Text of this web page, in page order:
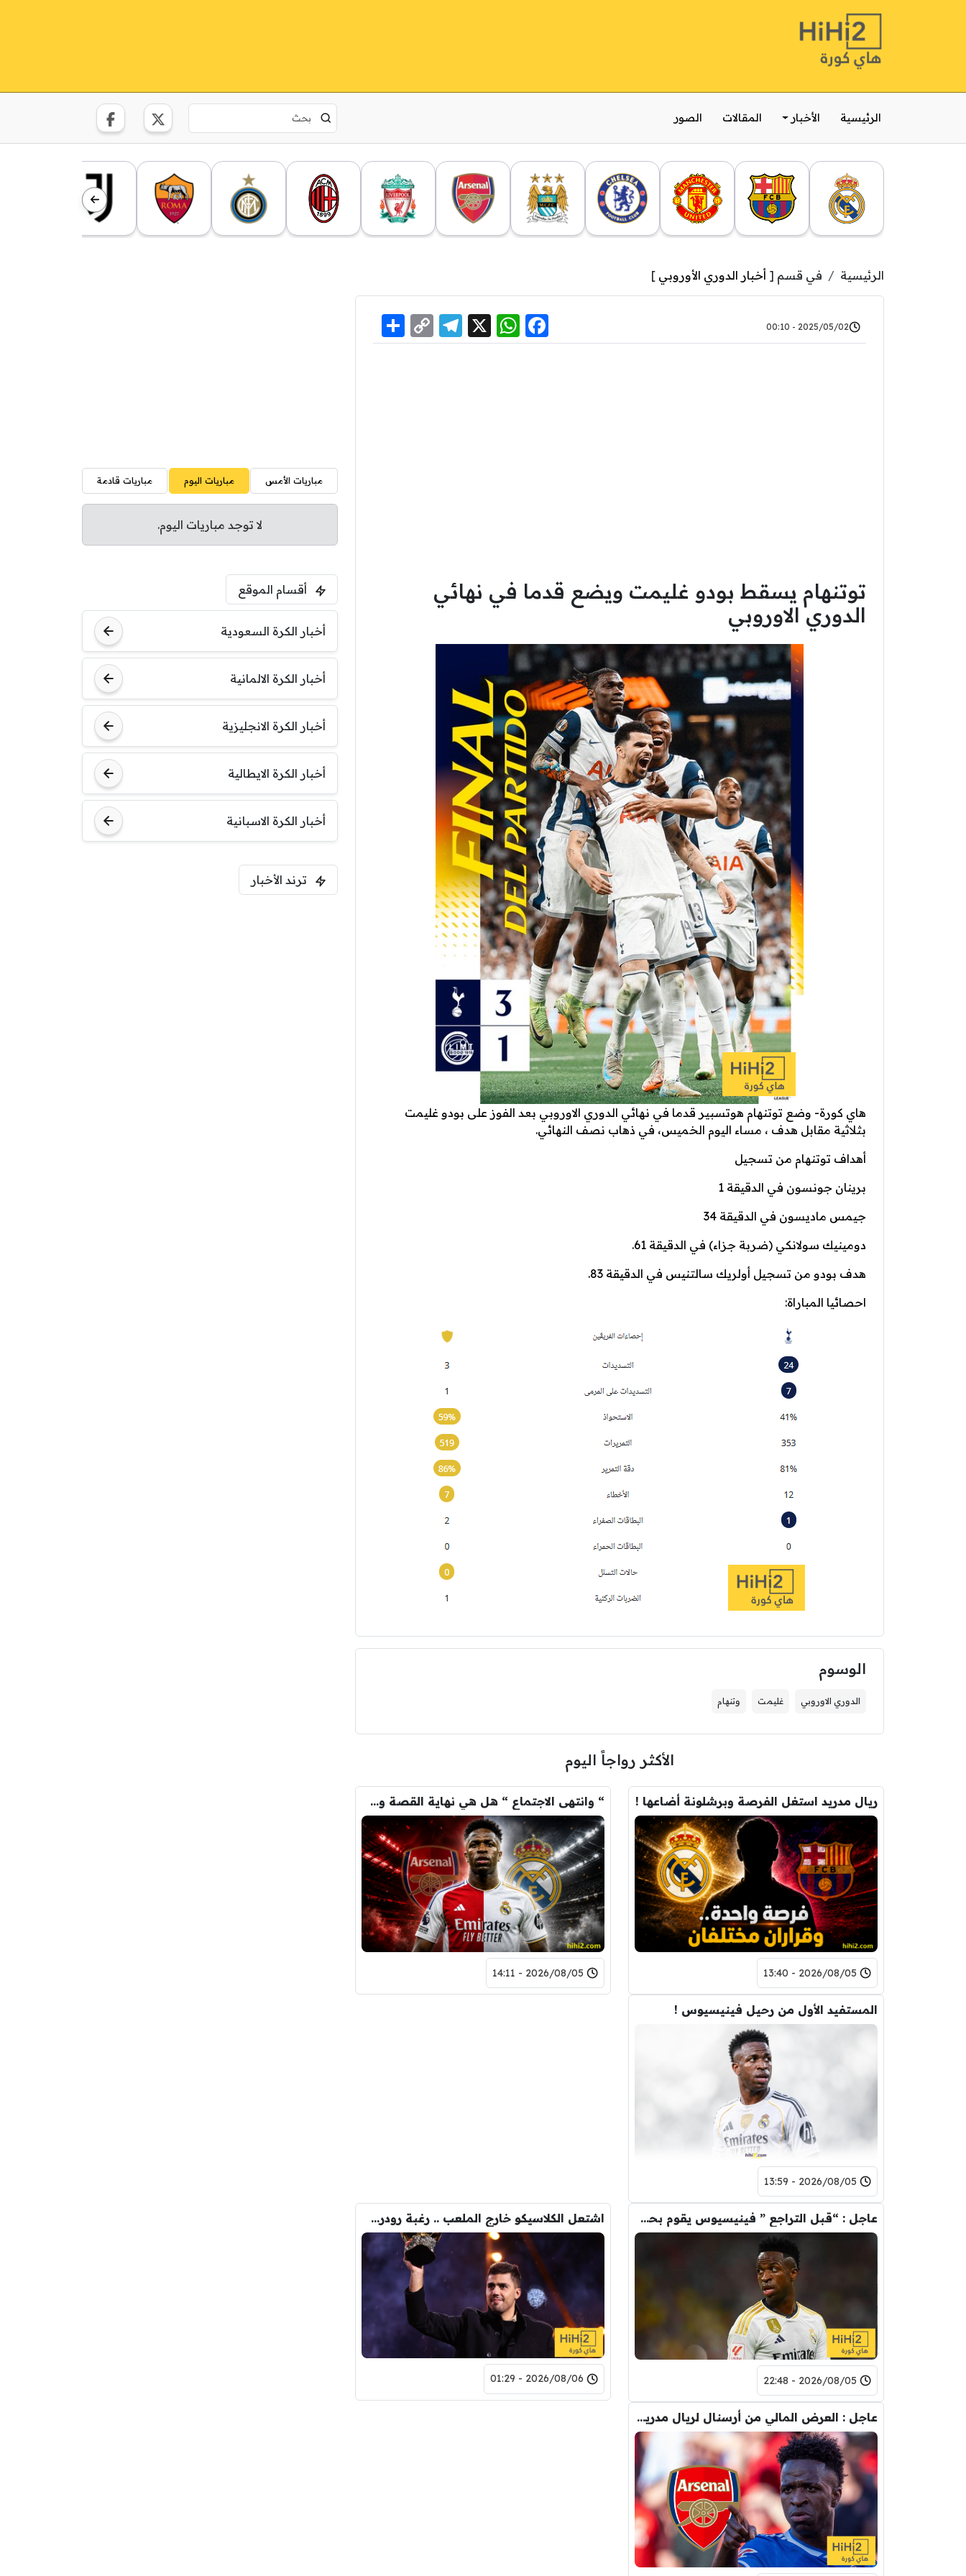
الرئيسية الأخبار المقالات الصور
الرئيسية في قسم [ أخبار الدوري الأوروبي ]
2025/05/02 - 00:10
Facebook
WhatsApp
X
Telegram
Copy
Link
توتنهام يسقط بودو غليمت ويضع قدما في نهائي
الدوري الاوروبي
هاي كورة- وضع توتنهام هوتسبير قدما في نهائي الدوري الاوروبي بعد الفوز على بودو غليمت
بثلاثية مقابل هدف ، مساء اليوم الخميس، في ذهاب نصف النهائي.
أهداف توتنهام من تسجيل
برينان جونسون في الدقيقة 1
جيمس ماديسون في الدقيقة 34
دومينيك سولانكي (ضربة جزاء) في الدقيقة 61.
هدف بودو من تسجيل أولريك سالتنيس في الدقيقة 83.
احصائيا المباراة:
الوسوم
الدوري الاوروبي غليمت وتنهام
الأكثر رواجاً اليوم
ريال مدريد استغل الفرصة وبرشلونة أضاعها !
2026/08/05 - 13:40
“ وانتهى الاجتماع “ هل هي نهاية القصة وسيرحل فينيسيوس …؟!
2026/08/05 - 14:11
المستفيد الأول من رحيل فينيسيوس !
2026/08/05 - 13:59
عاجل : “قبل التراجع ” فينيسيوس يقوم بحذف كل صوره مع ريال مدريد
2026/08/05 - 22:48
اشتعل الكلاسيكو خارج الملعب .. رغبة رودري تصدم ريال مدريد
2026/08/06 - 01:29
عاجل : العرض المالي من أرسنال لريال مدريد من أجل شراء فينيسيوس جونيور
مباريات الأمس مباريات اليوم مباريات قادمة
لا توجد مباريات اليوم.
أقسام الموقع
أخبار الكرة السعودية
أخبار الكرة الالمانية
أخبار الكرة الانجليزية
أخبار الكرة الايطالية
أخبار الكرة الاسبانية
ترند الأخبار